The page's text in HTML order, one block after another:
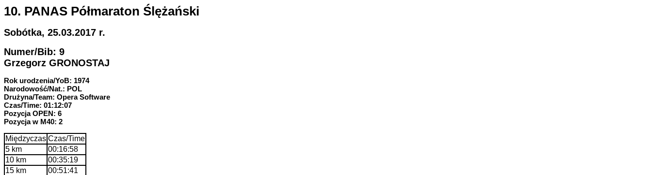
10. PANAS Półmaraton Ślężański
Sobótka, 25.03.2017 r.
Numer/Bib: 9
Grzegorz GRONOSTAJ
Rok urodzenia/YoB: 1974
Narodowość/Nat.: POL
Drużyna/Team: Opera Software
Czas/Time: 01:12:07
Pozycja OPEN: 6
Pozycja w M40: 2
Międzyczas Czas/Time
5 km
00:16:58
10 km
00:35:19
15 km
00:51:41